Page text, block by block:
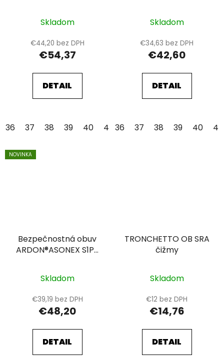
Skladom
€44,20 bez DPH
€54,37
DETAIL
36 37 38 39 40 41 42 43 44
Skladom
€34,63 bez DPH
€42,60
DETAIL
36 37 38 39 40 41
NOVINKA
Bezpečnostná obuv
ARDON®ASONEX S1PS
Skladom
€39,19 bez DPH
€48,20
DETAIL
TRONCHETTO OB SRA
čižmy
Skladom
€12 bez DPH
€14,76
DETAIL